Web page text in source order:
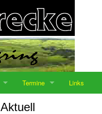
Termine Links
Aktuell